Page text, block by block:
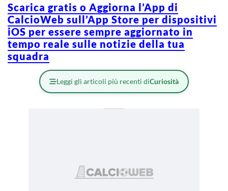
Scarica gratis o Aggiorna l’App di
CalcioWeb sull’App Store per dispositivi
iOS per essere sempre aggiornato in
tempo reale sulle notizie della tua
squadra
Leggi gli articoli più recenti diCuriosità